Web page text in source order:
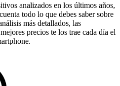
analizados en los últimos años,
todo lo que debes saber sobre
más detallados, las
precios te los trae cada día el